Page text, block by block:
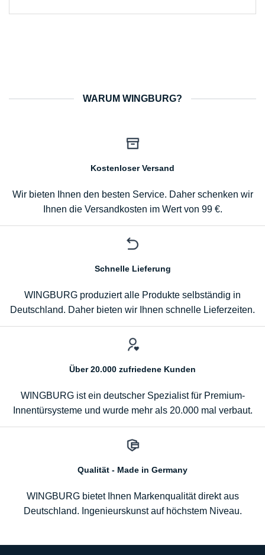
WARUM WINGBURG?
Kostenloser Versand
Wir bieten Ihnen den besten Service. Daher schenken wir
Ihnen die Versandkosten im Wert von 99 €.
Schnelle Lieferung
WINGBURG produziert alle Produkte selbständig in
Deutschland. Daher bieten wir Ihnen schnelle Lieferzeiten.
Über 20.000 zufriedene Kunden
WINGBURG ist ein deutscher Spezialist für Premium-
Innentürsysteme und wurde mehr als 20.000 mal verbaut.
Qualität - Made in Germany
WINGBURG bietet Ihnen Markenqualität direkt aus
Deutschland. Ingenieurskunst auf höchstem Niveau.